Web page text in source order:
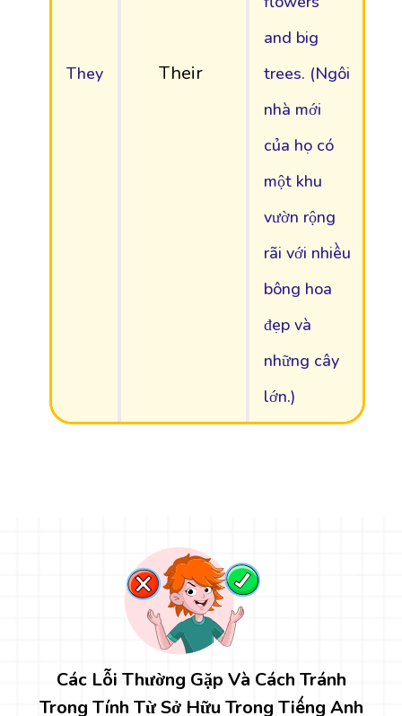
They Their
and big
trees. (Ngôi
nhà mới
của họ có
một khu
vườn rộng
rãi với nhiều
bông hoa
đẹp và
những cây
lớn.)
Các Lỗi Thường Gặp Và Cách Tránh
Trong Tính Từ Sở Hữu Trong Tiếng Anh